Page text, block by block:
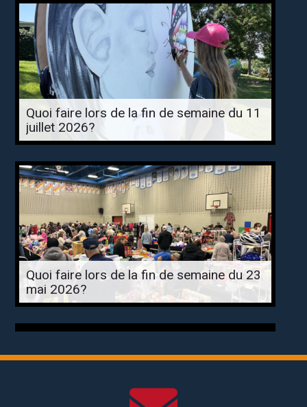
Quoi faire lors de la fin de semaine du 11
juillet 2026?
Quoi faire lors de la fin de semaine du 23
mai 2026?